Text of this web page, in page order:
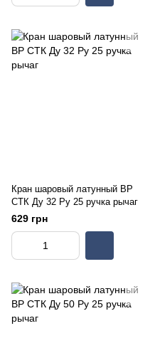
Кран шаровый латунный ВР
СТК Ду 32 Ру 25 ручка рычаг
629 грн